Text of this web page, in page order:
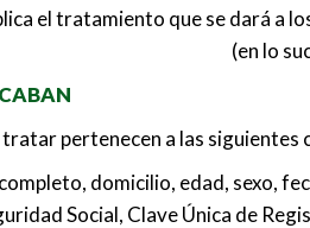
el tratamiento que se dará a
(en lo
pertenecen a las siguientes
domicilio, edad, sexo,
Social, Clave Única de